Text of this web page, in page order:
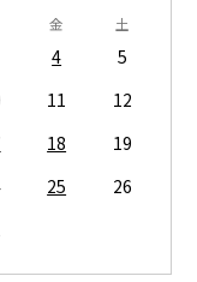
金 土
4
5
11
12
18
19
25
26